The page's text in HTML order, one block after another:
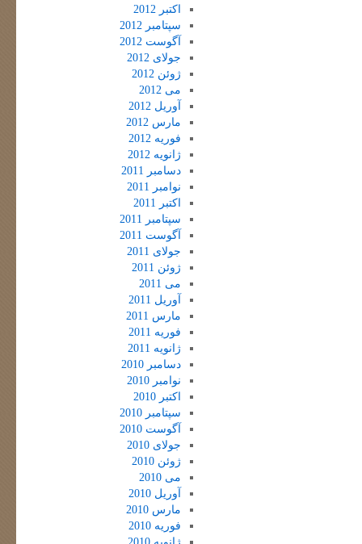
اکتبر 2012
سپتامبر 2012
آگوست 2012
جولای 2012
ژوئن 2012
می 2012
آوریل 2012
مارس 2012
فوریه 2012
ژانویه 2012
دسامبر 2011
نوامبر 2011
اکتبر 2011
سپتامبر 2011
آگوست 2011
جولای 2011
ژوئن 2011
می 2011
آوریل 2011
مارس 2011
فوریه 2011
ژانویه 2011
دسامبر 2010
نوامبر 2010
اکتبر 2010
سپتامبر 2010
آگوست 2010
جولای 2010
ژوئن 2010
می 2010
آوریل 2010
مارس 2010
فوریه 2010